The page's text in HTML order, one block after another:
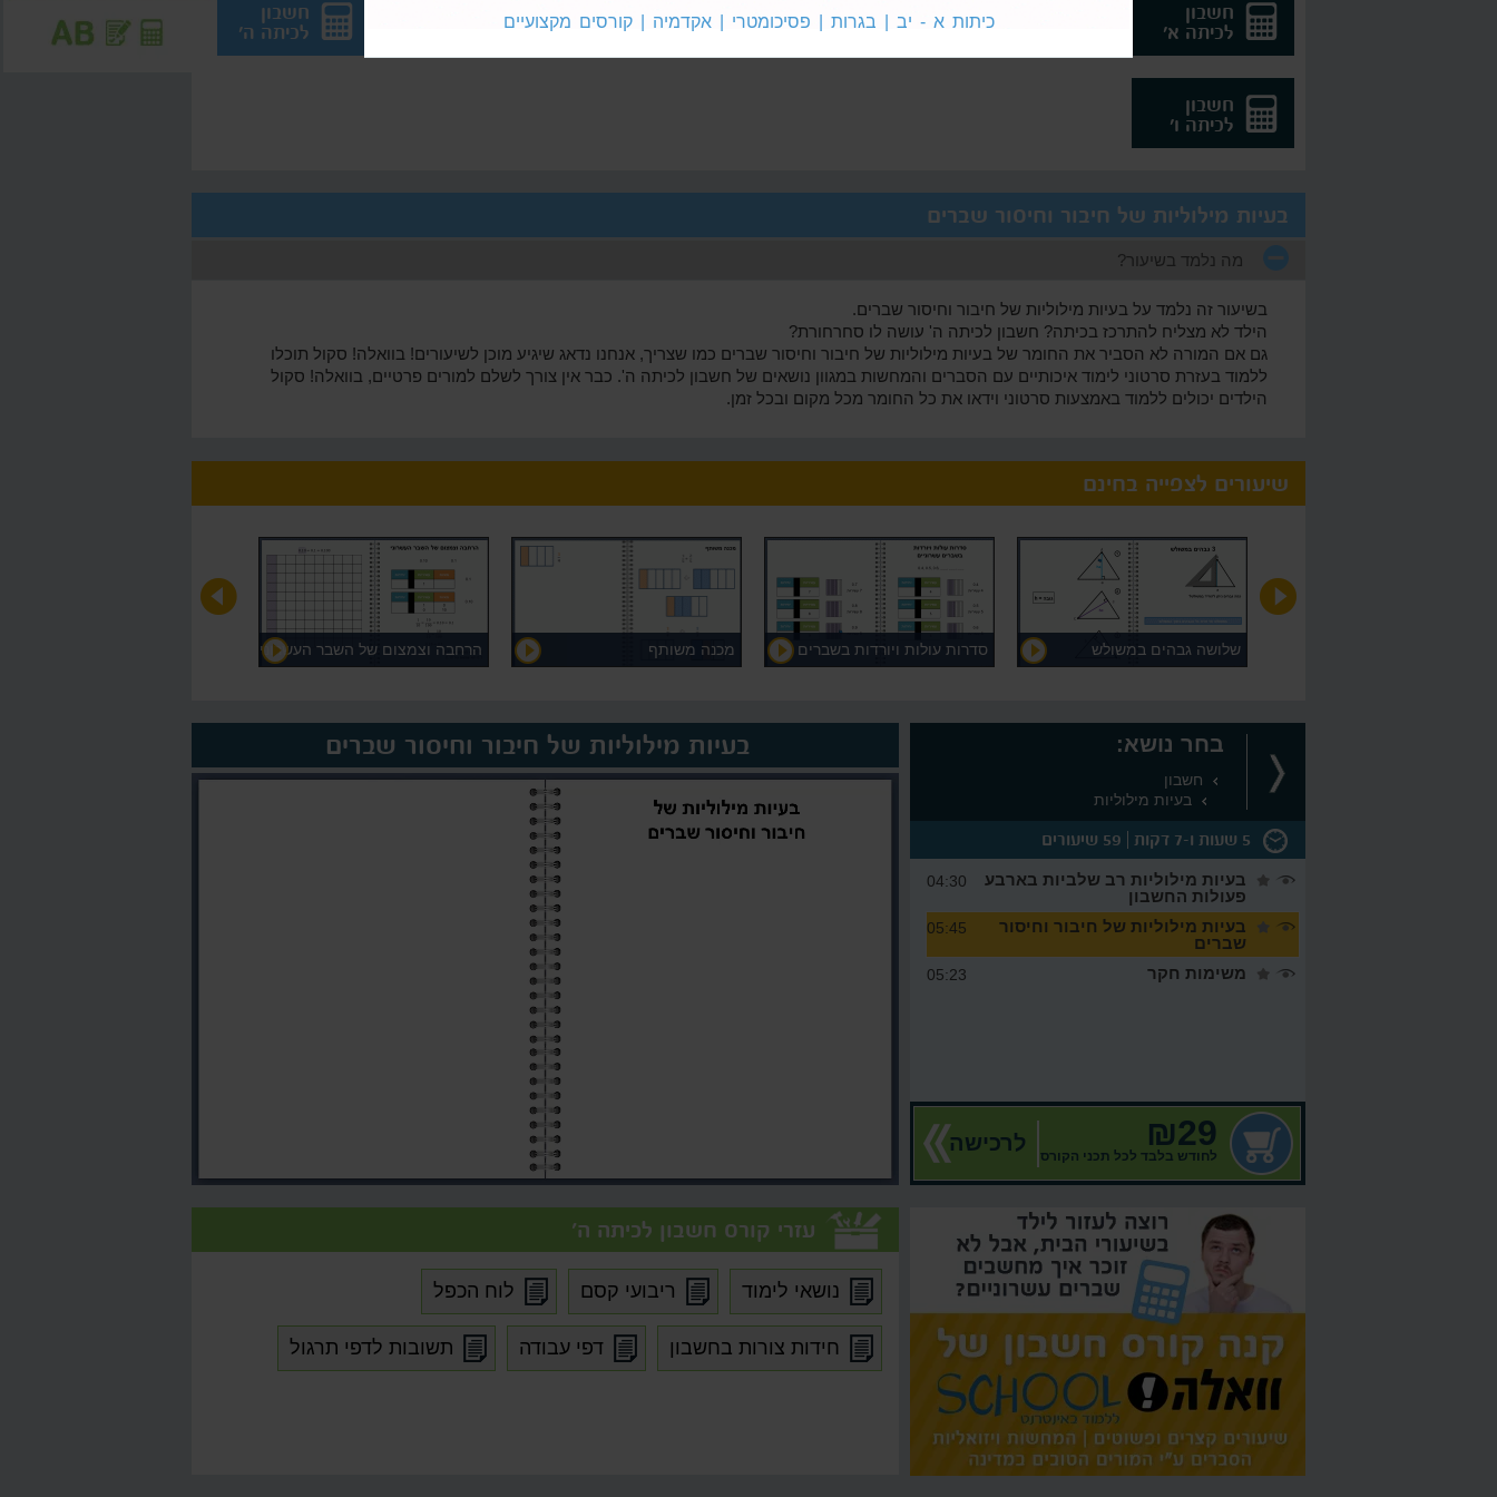
חשבון
לכיתה א'
עברית
לכיתה א'
חשבון
לכיתה ב'
חשבון
לכיתה ג'
חשבון
לכיתה ה'
חשבון
לכיתה ו'
בעיות מילוליות של חיבור וחיסור שברים
מה נלמד בשיעור?
בשיעור זה נלמד על בעיות מילוליות של חיבור וחיסור שברים.
הילד לא מצליח להתרכז בכיתה? חשבון לכיתה ה' עושה לו סחרחורת?
גם אם המורה לא הסביר את החומר של בעיות מילוליות של חיבור וחיסור שברים כמו שצריך, אנחנו נדאג שיגיע מוכן לשיעורים! בוואלה! סקול תוכלו
ללמוד בעזרת סרטוני לימוד איכותיים עם הסברים והמחשות במגוון נושאים של חשבון לכיתה ה'. כבר אין צורך לשלם למורים פרטיים, בוואלה! סקול
הילדים יכולים ללמוד באמצעות סרטוני וידאו את כל החומר מכל מקום ובכל זמן.
שיעורים לצפייה בחינם
הרחבה וצמצום של השבר העשרוני מכנה משותף
סדרות עולות ויורדות בשברים
שלושה גבהים במשולש
בעיות מילוליות של חיבור וחיסור שברים
₪29
לחודש בלבד לכל תכני הקורס
לרכישה
בחר נושא:
חשבון
בעיות מילוליות
5 שעות ו-7 דקות 59 שיעורים
בעיות מילוליות רב שלביות בארבע
פעולות החשבון
04:30
בעיות מילוליות של חיבור וחיסור
שברים
05:45
משימות חקר 05:23
עזרי קורס חשבון לכיתה ה'
נושאי לימוד ריבועי קסם לוח הכפל
חידות צורות בחשבון דפי עבודה תשובות לדפי תרגול
כיתות א - יב | בגרות | פסיכומטרי | אקדמיה | קורסים מקצועיים